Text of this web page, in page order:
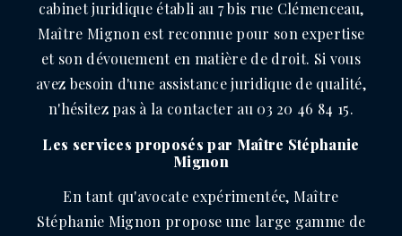
cabinet juridique établi au 7 bis rue Clémenceau,
Maître Mignon est reconnue pour son expertise
et son dévouement en matière de droit. Si vous
avez besoin d'une assistance juridique de qualité,
n'hésitez pas à la contacter au 03 20 46 84 15.
Les services proposés par Maître Stéphanie
Mignon
En tant qu'avocate expérimentée, Maître
Stéphanie Mignon propose une large gamme de